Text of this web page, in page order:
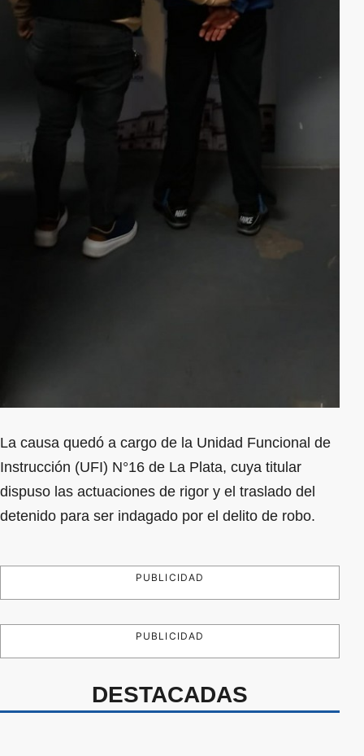
La causa quedó a cargo de la Unidad Funcional de
Instrucción (UFI) N°16 de La Plata, cuya titular
dispuso las actuaciones de rigor y el traslado del
detenido para ser indagado por el delito de robo.
PUBLICIDAD
PUBLICIDAD
DESTACADAS